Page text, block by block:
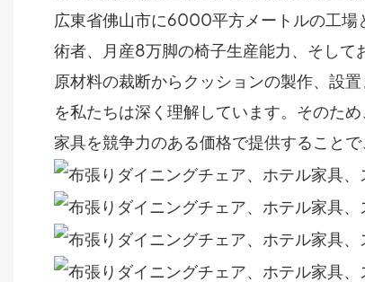
広東省佛山市に6000平方メートルの工
術者、月産8万脚の椅子生産能力、そして
原材料の裁断からクッションの製作、設
を私たちは深く理解しています。そのた
家具を競争力のある価格で提供すること